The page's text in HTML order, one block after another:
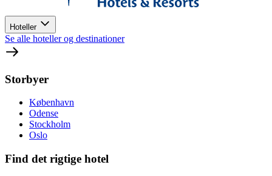
Hoteller
Se alle hoteller og destinationer
Storbyer
København
Odense
Stockholm
Oslo
Find det rigtige hotel